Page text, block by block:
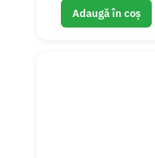
Adaugă în coș